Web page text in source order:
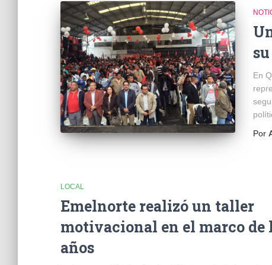
En
Por
LOCAL
Emelnorte realizó un taller
motivacional en el marco de
años